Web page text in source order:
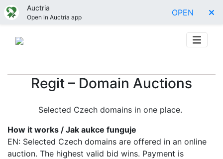
Auctria
Open in Auctria app OPEN
Regit – Domain Auctions
Selected Czech domains in one place.
How it works / Jak aukce funguje
EN: Selected Czech domains are offered in an online
auction. The highest valid bid wins. Payment is